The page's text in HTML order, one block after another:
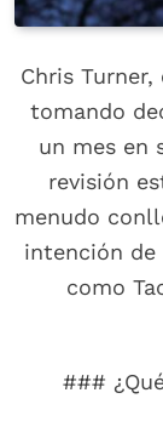
Chris Turner,
tomando
un mes en
revisión
menudo
intención de
como
###